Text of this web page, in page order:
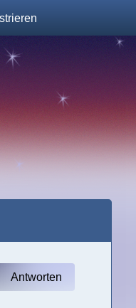
Antworten